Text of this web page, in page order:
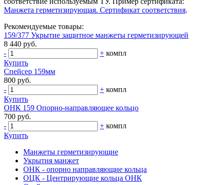
Манжета герметизирующая. Сертификат соответствия.
Рекомендуемые товары:
159/377 Укрытие защитное манжеты герметизирующей
8 440 руб.
-
+ компл
Купить
Спейсер 159мм
800 руб.
-
+ компл
Купить
ОНК 159 Опорно-направляющее кольцо
700 руб.
-
+ компл
Купить
Манжеты герметизирующие
Укрытия манжет
ОНК - опорно направляющие кольца
ОЦК - Центрирующие кольца ОНК